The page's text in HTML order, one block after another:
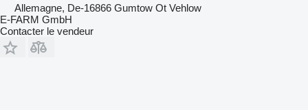
Allemagne, De-16866 Gumtow Ot Vehlow
E-FARM GmbH
Contacter le vendeur